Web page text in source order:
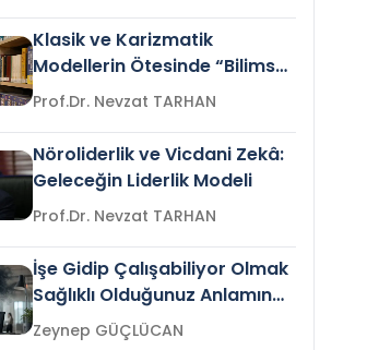
Klasik ve Karizmatik
Modellerin Ötesinde “Bilimsel
Liderlik”
Prof.Dr. Nevzat TARHAN
Nöroliderlik ve Vicdani Zekâ:
Geleceğin Liderlik Modeli
Prof.Dr. Nevzat TARHAN
İşe Gidip Çalışabiliyor Olmak
Sağlıklı Olduğunuz Anlamına
Gelir mi?Zeynep GÜÇLÜCAN